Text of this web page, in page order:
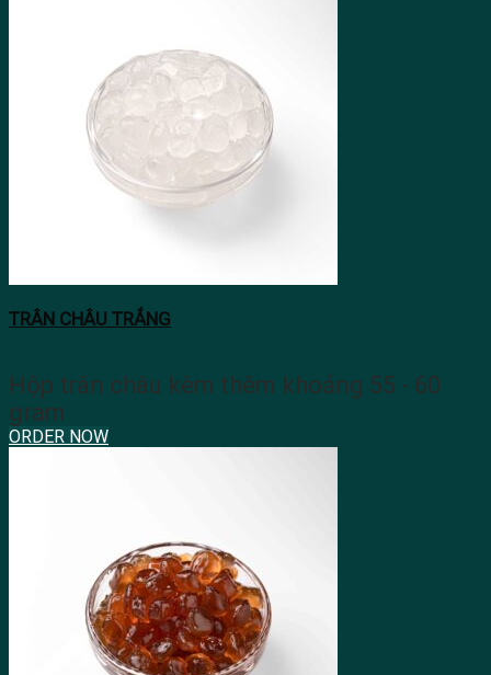
TRÂN CHÂU TRẮNG
Hộp trân châu kèm thêm khoảng 55 - 60
gram
ORDER NOW